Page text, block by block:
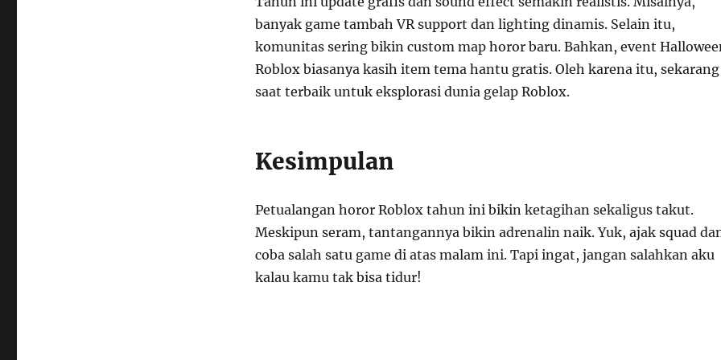
banyak game tambah VR support dan lighting dinamis. Selain itu,
komunitas sering bikin custom map horor baru. Bahkan, event
Roblox biasanya kasih item tema hantu gratis. Oleh karena itu, sekarang
saat terbaik untuk eksplorasi dunia gelap Roblox.
Kesimpulan
Petualangan horor Roblox tahun ini bikin ketagihan sekaligus takut.
Meskipun seram, tantangannya bikin adrenalin naik. Yuk, ajak squad
coba salah satu game di atas malam ini. Tapi ingat, jangan salahkan aku
kalau kamu tak bisa tidur!